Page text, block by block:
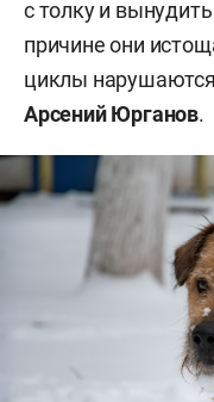
с толку и
причине они
циклы
Арсений Юрганов.